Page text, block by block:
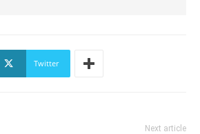
Twitter
Next article